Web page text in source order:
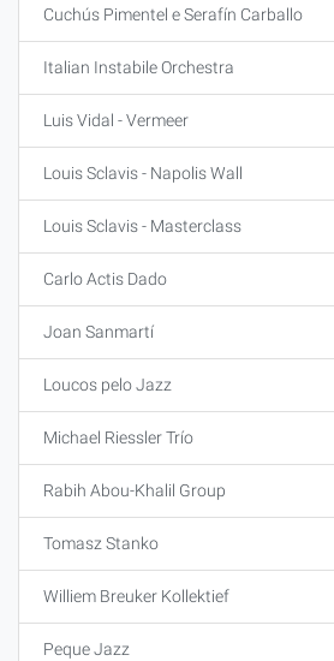
Cuchús Pimentel e Serafín Carballo
Italian Instabile Orchestra
Luis Vidal - Vermeer
Louis Sclavis - Napolis Wall
Louis Sclavis - Masterclass
Carlo Actis Dado
Joan Sanmartí
Loucos pelo Jazz
Michael Riessler Trío
Rabih Abou-Khalil Group
Tomasz Stanko
Williem Breuker Kollektief
Peque Jazz